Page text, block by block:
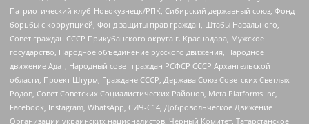
Патриотический клуб-Новокузнецк/РПК, Сибирский державный союз, Фонд
борьбы с коррупцией, Фонд защиты прав граждан, Штабы Навального,
Совет граждан СССР Прикубанского округа г. Краснодара, Мужское
государство, Народное объединение русского движения, Народное
движение Адат, Народный совет граждан РСФСР СССР Архангельской
области, Проект Штурм, Граждане СССР, Держава Союз Советских Светлых
Родов, Совет Советских Социалистических Районов, Meta Platforms Inc,
Facebook, Instagram, WhatsApp, СИЧ-С14, Добровольческое Движение
Организации украинских националистов, Черный Комитет, Татарстанское